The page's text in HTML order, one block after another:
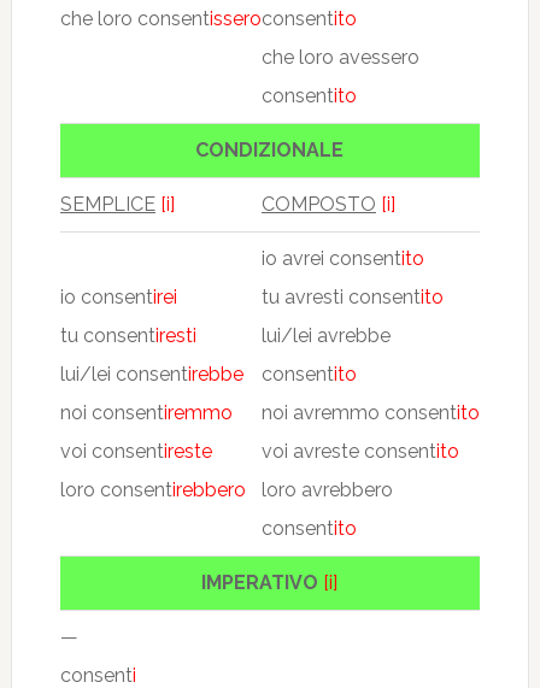
che loro consentisseroconsentito
che loro avessero
consentito
CONDIZIONALE
SEMPLICE [i] COMPOSTO [i]
io consentirei
tu consentiresti
lui/lei consentirebbe
noi consentiremmo
voi consentireste
loro consentirebbero
io avrei consentito
tu avresti consentito
lui/lei avrebbe
consentito
noi avremmo consentito
voi avreste consentito
loro avrebbero
consentito
IMPERATIVO [i]
—
consenti